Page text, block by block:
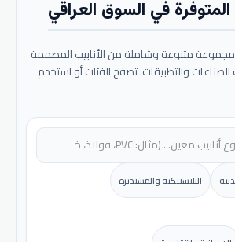
المتوفرة في السوق العراقي
متنوعة وشاملة من الأنابيب المصممة
الصناعات والتطبيقات. تصفح الفئات أو استخدم
البلاستيكية والمستديرة